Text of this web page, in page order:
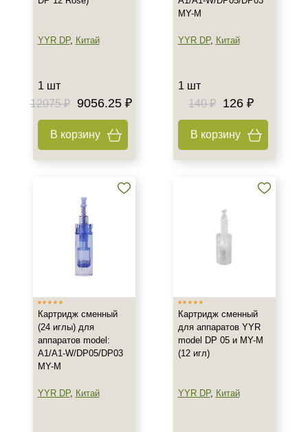
Тип товара
Объём
YYR DP, Китай
1 шт
12075 ₽
9056.25 ₽
В корзину
MY-M
YYR DP, Китай
1 шт
140 ₽
126 ₽
В корзину
Картридж сменный
(24 иглы) для
аппаратов model:
A1/A1-W/DP05/DP03
MY-M
YYR DP, Китай
Картридж сменный
для аппаратов YYR
model DP 05 и MY-M
(12 игл)
YYR DP, Китай